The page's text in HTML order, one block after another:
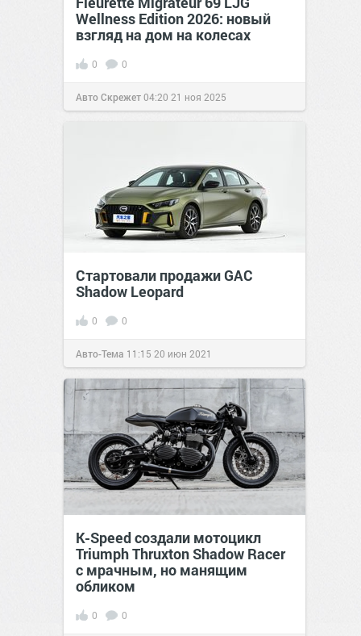
Wellness Edition 2026: новый
взгляд на дом на колесах
0 0
Авто Скрежет04:20 21 ноя 2025
Стартовали продажи GAC
Shadow Leopard
0 0
Авто-Тема 11:15 20 июн 2021
K-Speed создали мотоцикл
Triumph Thruxton Shadow Racer
с мрачным, но манящим
обликом
0 0